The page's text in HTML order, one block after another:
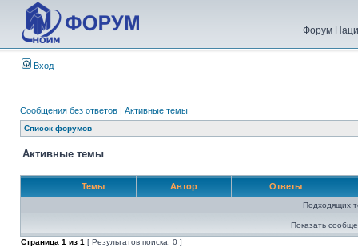
Форум
Вход
Сообщения без ответов | Активные темы
Список форумов
Активные темы
Темы Автор Ответы
Подходящих
Показать
Страница 1 из 1 [ Результатов поиска: 0 ]